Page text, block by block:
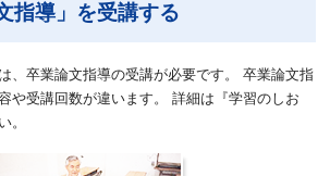
指導」を受講する
、卒業論文指導の受講が必要です。 卒業論文指
や受講回数が違います。 詳細は『学習のしお
。